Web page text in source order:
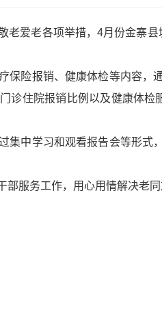
老爱老各项举措，4月份金寨
保险报销、健康体检等内容
诊住院报销比例以及健康体
集中学习和观看报告会等形
服务工作，用心用情解决老